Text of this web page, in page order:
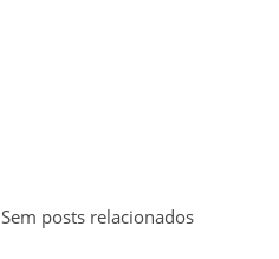
Sem posts relacionados